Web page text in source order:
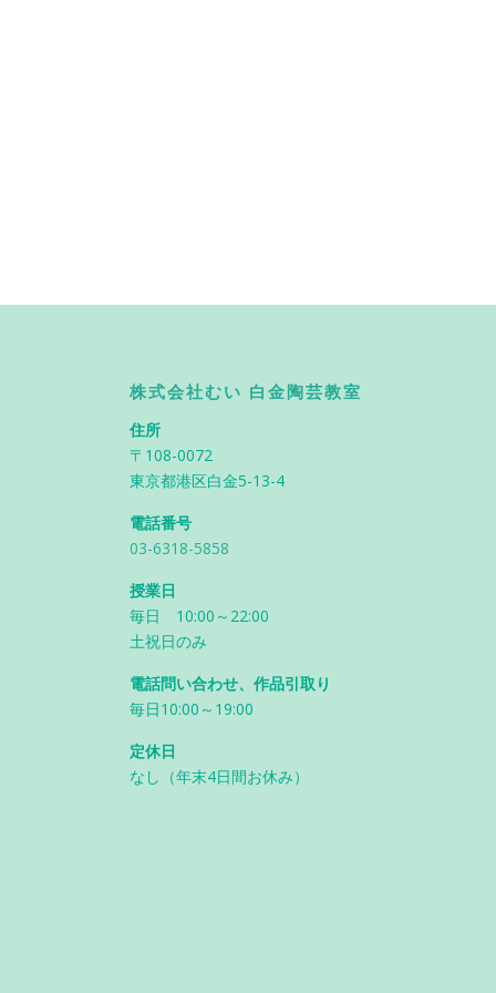
株式会社むい 白金陶芸教室
住所
〒108-0072
東京都港区白金5-13-4
電話番号
03-6318-5858
授業日
毎日 10:00～22:00
土祝日のみ
電話問い合わせ、作品引取り
毎日10:00～19:00
定休日
なし（年末4日間お休み）